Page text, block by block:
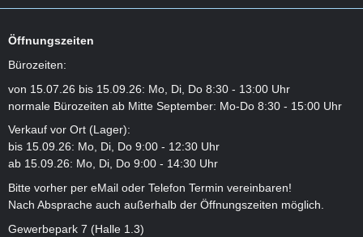
Öffnungszeiten
Bürozeiten:
von 15.07.26 bis 15.09.26: Mo, Di, Do 8:30 - 13:00 Uhr
normale Bürozeiten ab Mitte September: Mo-Do 8:30 - 15:00 Uhr
Verkauf vor Ort (Lager):
bis 15.09.26: Mo, Di, Do 9:00 - 12:30 Uhr
ab 15.09.26: Mo, Di, Do 9:00 - 14:30 Uhr
Bitte vorher per eMail oder Telefon Termin vereinbaren!
Nach Absprache auch außerhalb der Öffnungszeiten möglich.
Gewerbepark 7 (Halle 1.3)